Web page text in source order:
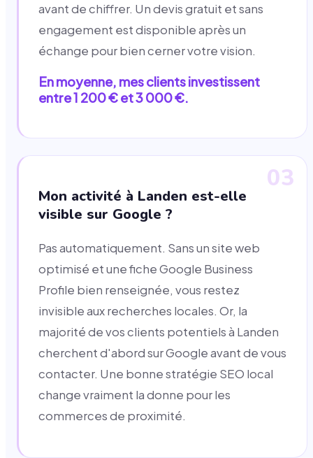
avant de chiffrer. Un devis gratuit et sans
engagement est disponible après un
échange pour bien cerner votre vision.
En moyenne, mes clients investissent
entre 1 200 € et 3 000 €.
03
Mon activité à Landen est-elle
visible sur Google ?
Pas automatiquement. Sans un site web
optimisé et une fiche Google Business
Profile bien renseignée, vous restez
invisible aux recherches locales. Or, la
majorité de vos clients potentiels à Landen
cherchent d'abord sur Google avant de vous
contacter. Une bonne stratégie SEO local
change vraiment la donne pour les
commerces de proximité.